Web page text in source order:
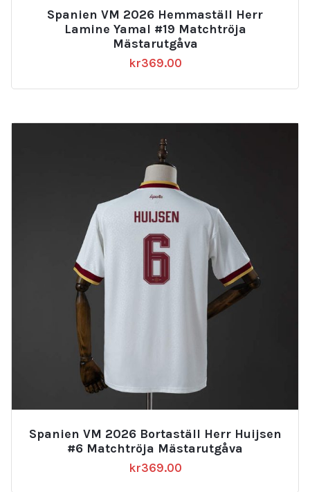
Spanien VM 2026 Hemmaställ Herr
Lamine Yamal #19 Matchtröja
Mästarutgåva
kr369.00
Spanien VM 2026 Bortaställ Herr Huijsen
#6 Matchtröja Mästarutgåva
kr369.00